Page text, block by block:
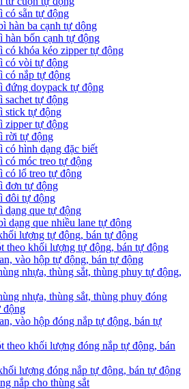
có sẵn tự động
hàn ba cạnh tự dộng
hàn bốn cạnh tự động
có khóa kéo zipper tự động
có vòi tự động
có nắp tự động
đứng doypack tự động
sachet tự động
stick tự động
zipper tự động
rời tự động
có hình dạng đặc biết
có móc treo tự động
có lổ treo tự động
đơn tự động
đôi tự động
dạng que tự động
dạng que nhiều lane tự động
lượng tự động, bán tự động
theo khối lượng tự động, bán tự động
vào hộp tự động, bán tự động
nhựa, thùng sắt, thùng phuy tự động,
nhựa, thùng sắt, thùng phuy đóng
động
vào hộp đóng nắp tự động, bán tự
theo khối lượng đóng nắp tự động, bán
lượng đóng nắp tự động, bán tự động
nắp cho thùng sắt